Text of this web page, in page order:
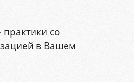
со
в Вашем